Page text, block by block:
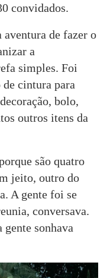
convidados.
de fazer o
a
simples. Foi
cintura para
bolo,
outros itens da
são quatro
jeito, outro do
A gente foi se
conversava.
sonhava